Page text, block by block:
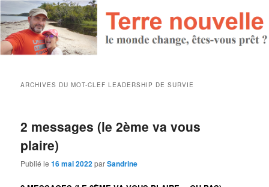
ARCHIVES DU MOT-CLEFLEADERSHIP DE SURVIE
2 messages (le 2ème va vous
plaire)
Publié le16 mai 2022parSandrine